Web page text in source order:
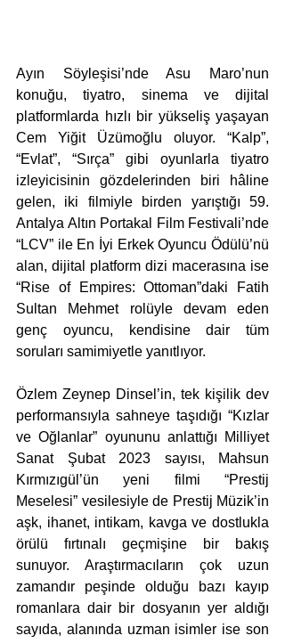
Ayın Söyleşisi’nde Asu Maro’nun
konuğu, tiyatro, sinema ve dijital
platformlarda hızlı bir yükseliş yaşayan
Cem Yiğit Üzümoğlu oluyor. “Kalp”,
“Evlat”, “Sırça” gibi oyunlarla tiyatro
izleyicisinin gözdelerinden biri hâline
gelen, iki filmiyle birden yarıştığı 59.
Antalya Altın Portakal Film Festivali’nde
“LCV” ile En İyi Erkek Oyuncu Ödülü’nü
alan, dijital platform dizi macerasına ise
“Rise of Empires: Ottoman”daki Fatih
Sultan Mehmet rolüyle devam eden
genç oyuncu, kendisine dair tüm
soruları samimiyetle yanıtlıyor.
Özlem Zeynep Dinsel’in, tek kişilik dev
performansıyla sahneye taşıdığı “Kızlar
ve Oğlanlar” oyununu anlattığı Milliyet
Sanat Şubat 2023 sayısı, Mahsun
Kırmızıgül’ün yeni filmi “Prestij
Meselesi” vesilesiyle de Prestij Müzik’in
aşk, ihanet, intikam, kavga ve dostlukla
örülü fırtınalı geçmişine bir bakış
sunuyor. Araştırmacıların çok uzun
zamandır peşinde olduğu bazı kayıp
romanlara dair bir dosyanın yer aldığı
sayıda, alanında uzman isimler ise son